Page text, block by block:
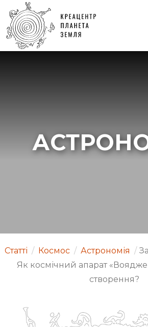
Статті / Космос / Астрономія /
Як космічний апарат
створення?